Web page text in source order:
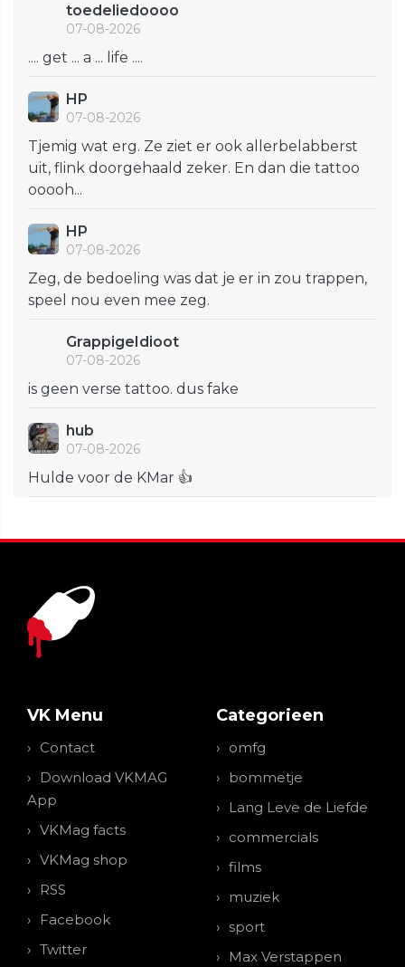
toedeliedoooo
07-08-2026
.... get ... a ... life ....
HP
07-08-2026
Tjemig wat erg. Ze ziet er ook allerbelabberst
uit, flink doorgehaald zeker. En dan die tattoo
ooooh...
HP
07-08-2026
Zeg, de bedoeling was dat je er in zou trappen,
speel nou even mee zeg.
GrappigeIdioot
07-08-2026
is geen verse tattoo. dus fake
hub
07-08-2026
Hulde voor de KMar 👍
VK Menu
Contact
Download VKMAG
App
VKMag facts
VKMag shop
RSS
Facebook
Twitter
Categorieen
omfg
bommetje
Lang Leve de Liefde
commercials
films
muziek
sport
Max Verstappen